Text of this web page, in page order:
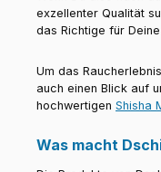
exzellenter Qualität
das Richtige für
Um das
auch einen Blick auf
hochwertigen Shisha
Was macht